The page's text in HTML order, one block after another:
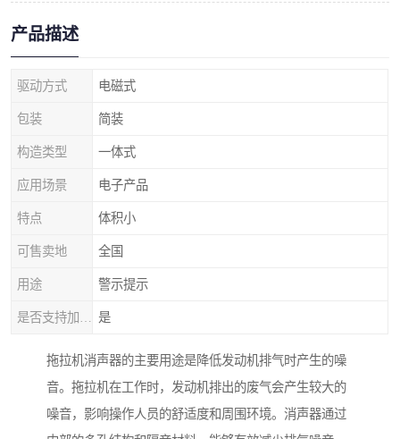
产品描述
驱动方式 电磁式
包装 简装
构造类型 一体式
应用场景 电子产品
特点 体积小
可售卖地 全国
用途 警示提示
是
拖拉机消声器的主要用途是降低发动机排气时产生的噪
音。拖拉机在工作时，发动机排出的废气会产生较大的
噪音，影响操作人员的舒适度和周围环境。消声器通过